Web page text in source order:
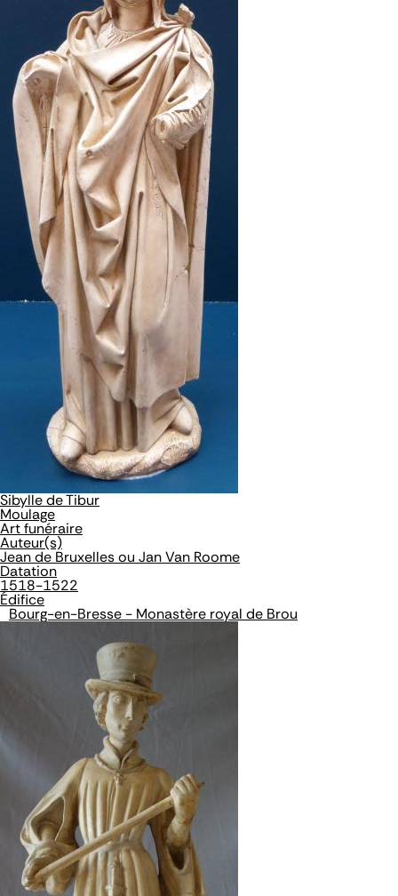
Sibylle de Tibur
Moulage
Art funéraire
Auteur(s)
Jean de Bruxelles ou Jan Van Roome
Datation
1518-1522
Édifice
Bourg-en-Bresse - Monastère royal de Brou